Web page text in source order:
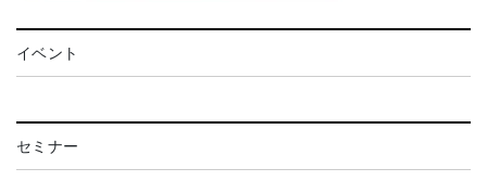
イベント
セミナー